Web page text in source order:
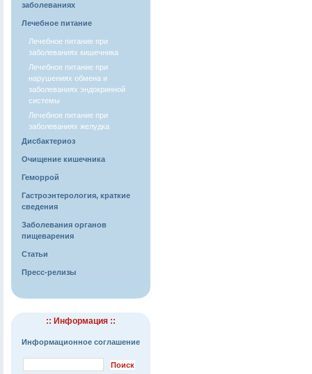
заболеваниях
Лечебное питание
Лечебное питание при
заболеваниях кишечника
Лечебное питание при
нарушениях обмена и
заболеваниях эндокринной
системы
Лечебное питание при
заболеваниях желудка
Дисбактериоз
Очищение кишечника
Геморрой
Гастроэнтерология, краткие
сведения
Заболевания органов
пищеварения
Статьи
Пресс-релизы
:: Информация ::
Информационное соглашение